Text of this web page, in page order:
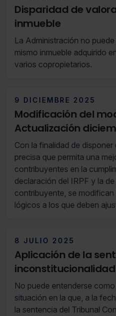
Disparidad de
inmueble
La Administración no
mismo inmueble adquirido
varios copropietarios.
9 DICIEMBRE 2025
Modificación del
Actualización
Con la finalidad de
precisa que permita una
contribuyentes en la
declaración del IRPF y la
contribuyente, se
lógicos a los que deben
modelo 190.
8 JULIO 2025
Aplicación de la
inconstitucionalidad
liquidaciones del
No puede entenderse
situación en la que, a la
la sentencia del Tribunal